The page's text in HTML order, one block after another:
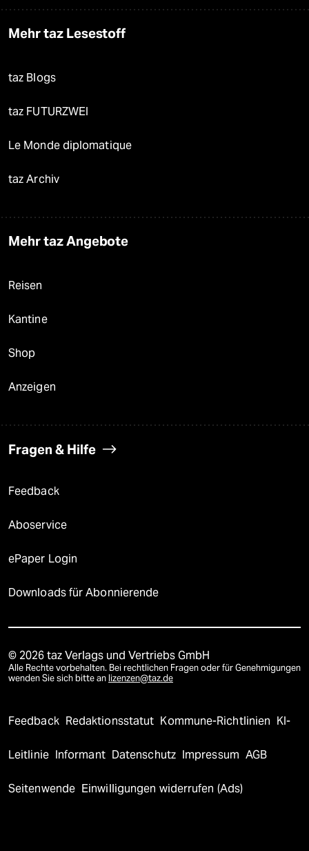
Mehr taz Lesestoff
taz Blogs
taz FUTURZWEI
Le Monde diplomatique
taz Archiv
Mehr taz Angebote
Reisen
Kantine
Shop
Anzeigen
Fragen & Hilfe
Feedback
Aboservice
ePaper Login
Downloads für Abonnierende
© 2026 taz Verlags und Vertriebs GmbH
Alle Rechte vorbehalten. Bei rechtlichen Fragen oder für Genehmigungen
wenden Sie sich bitte an lizenzen@taz.de
Feedback Redaktionsstatut Kommune-Richtlinien KI-
Leitlinie Informant Datenschutz Impressum AGB
Seitenwende Einwilligungen widerrufen (Ads)